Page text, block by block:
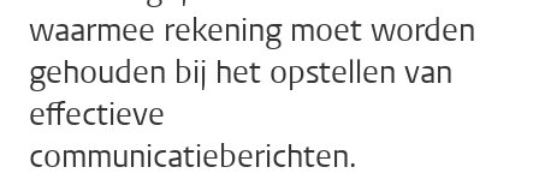
waarmee rekening moet worden
gehouden bij het opstellen van
effectieve
communicatieberichten.